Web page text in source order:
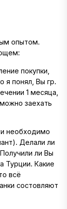
опытом.
покупки,
я понял, Вы гр.
1 месяца,
заехать
необходимо
Делали ли
ли Вы
Турции. Какие
всё
состовляют